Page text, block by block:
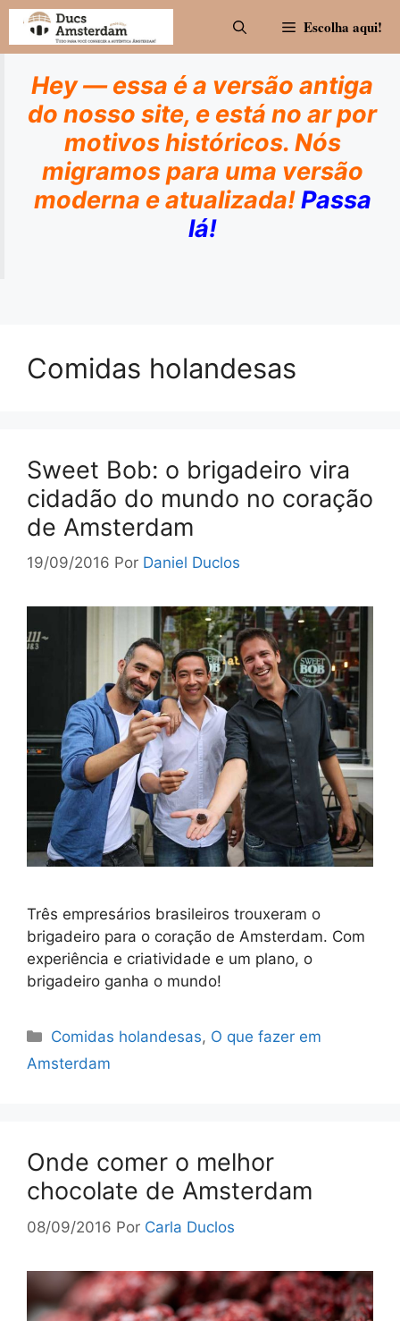
Pular
para
o
conteúdo
Escolha aqui!
Hey — essa é a versão antiga
do nosso site, e está no ar por
motivos históricos. Nós
migramos para uma versão
moderna e atualizada!Passa
lá!
Comidas holandesas
Sweet Bob: o brigadeiro vira
cidadão do mundo no coração
de Amsterdam
19/09/2016 Por Daniel Duclos
Três empresários brasileiros trouxeram o
brigadeiro para o coração de Amsterdam. Com
experiência e criatividade e um plano, o
brigadeiro ganha o mundo!
Categorias
Comidas holandesas, O que fazer em
Amsterdam
Onde comer o melhor
chocolate de Amsterdam
08/09/2016 Por Carla Duclos